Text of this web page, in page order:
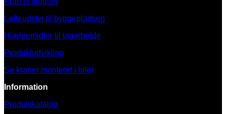
Løfteudstyr til byggepladsen
Hjælpemidler til tagarbejde
Produktudvikling
Se kraner monteret i biler
Information
Produktkatalog